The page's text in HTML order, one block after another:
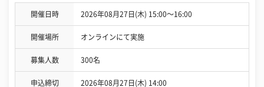
開催日時 2026年08月27日(木) 15:00〜16:00
開催場所 オンラインにて実施
募集人数 300名
申込締切 2026年08月27日(木) 14:00